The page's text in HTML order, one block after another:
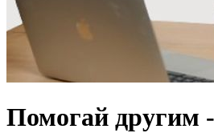
Помогай другим